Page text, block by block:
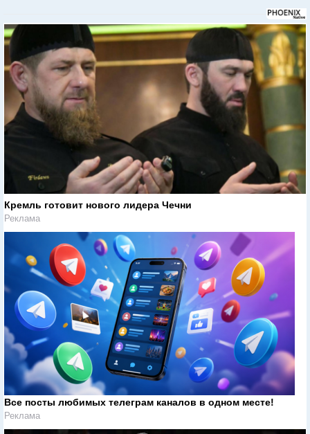
Кремль готовит нового лидера Чечни
Реклама
Все посты любимых телеграм каналов в одном месте!
Реклама